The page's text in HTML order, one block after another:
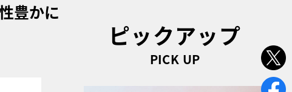
豊かに
ピックアップ
PICK UP